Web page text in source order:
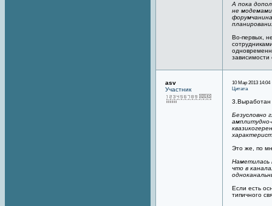
А пока
не
Во-первых,
зависимости
asv
Участник
10 Мар 2013 14:04
Цитата
3.Выработан
Безусловно
амплитудно-
Это же, по
Наметилась
что в
Если есть
типичного